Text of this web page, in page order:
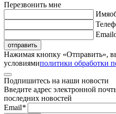
Перезвонить мне
Имя
Email
отправить
Нажимая кнопку «Отправить»,
условиямиполитики обработки
Подпишитесь на наши новости
Введите адрес электронной
последних новостей
Email*